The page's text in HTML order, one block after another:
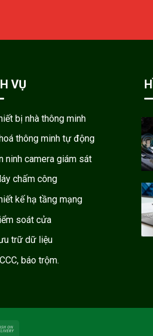
VỤ
bị nhà thông minh
thông minh tự động
ninh camera giám sát
chấm công
kế hạ tầng mạng
soát cửa
trữ dữ liệu
báo trộm.